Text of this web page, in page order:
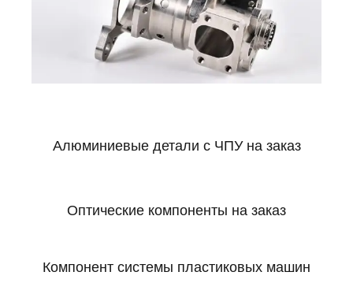
Алюминиевые детали с ЧПУ на заказ
Оптические компоненты на заказ
Компонент системы пластиковых машин